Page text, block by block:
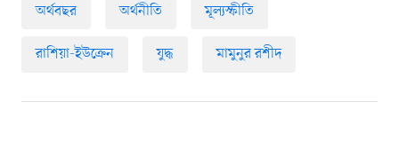
অর্থবছর অর্থনীতি মূল্যস্ফীতি
রাশিয়া-ইউক্রেন যুদ্ধ মামুনুর রশীদ